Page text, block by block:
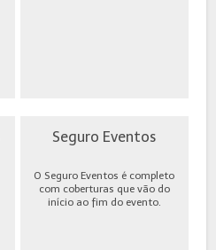
Seguro Eventos
O Seguro Eventos é completo
com coberturas que vão do
início ao fim do evento.